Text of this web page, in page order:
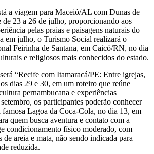
a viagem para Maceió/AL com Dunas de
de 23 a 26 de julho, proporcionando aos
pelas praias e paisagens naturais do
em julho, o Turismo Social realizará o
Feirinha de Santana, em Caicó/RN, no dia
e religiosos mais conhecidos do estado.
“Recife com Itamaracá/PE: Entre igrejas,
dias 29 e 30, em um roteiro que reúne
pernambucana e experiências
os participantes poderão conhecer
Lagoa da Coca-Cola, no dia 13, em
quem busca aventura e contato com a
condicionamento físico moderado, com
de areia e mata, não sendo indicada para
reduzida.